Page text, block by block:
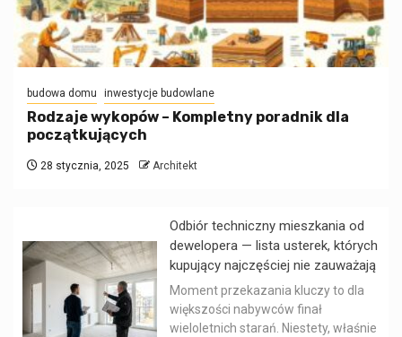
budowa domu inwestycje budowlane
Rodzaje wykopów – Kompletny poradnik dla
początkujących
28 stycznia, 2025 Architekt
Odbiór techniczny mieszkania od
dewelopera — lista usterek, których
kupujący najczęściej nie zauważają
Moment przekazania kluczy to dla
większości nabywców finał
wieloletnich starań. Niestety, właśnie